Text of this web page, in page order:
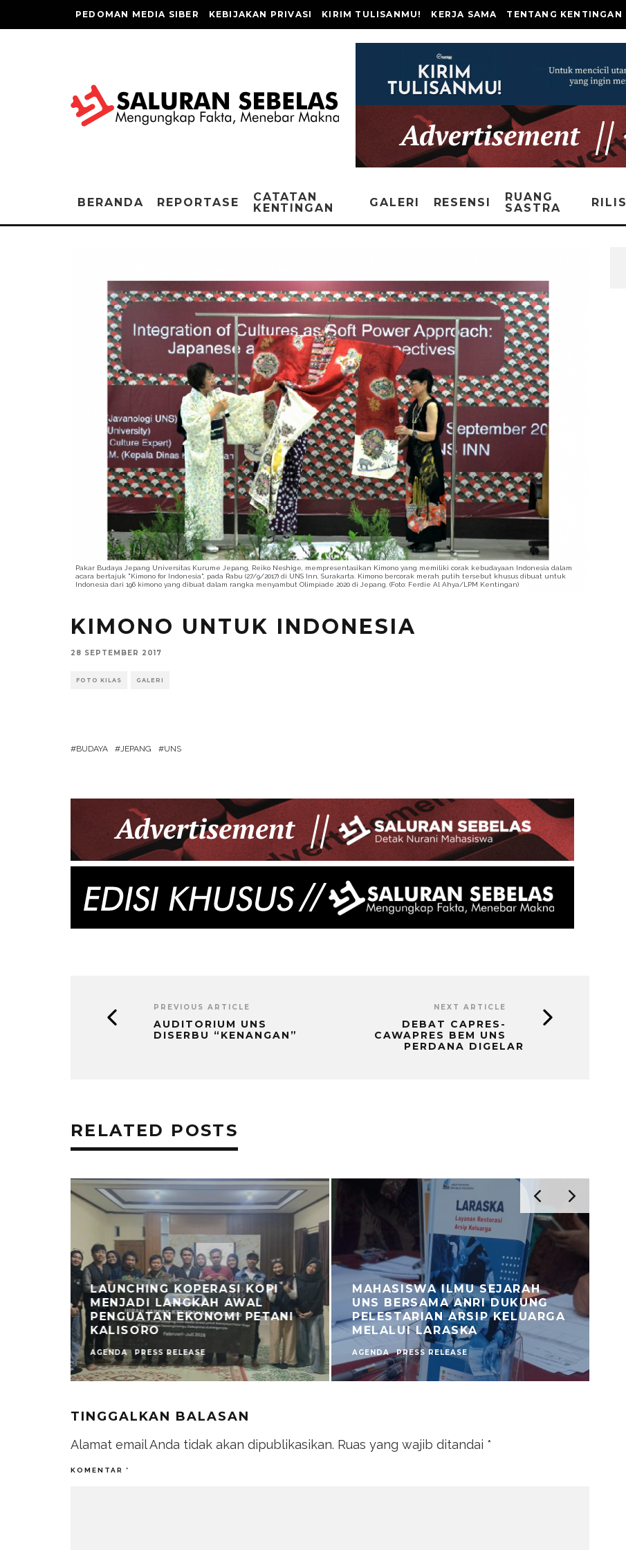
PEDOMAN MEDIA SIBER KEBIJAKAN PRIVASI KIRIM TULISANMU! KERJA SAMA TENTANG KENTINGAN
BERANDA REPORTASE
CATATAN
KENTINGAN
GALERI RESENSI
RUANG
SASTRA
RILIS
Pakar Budaya Jepang Universitas Kurume Jepang, Reiko Neshige, mempresentasikan Kimono yang memiliki corak kebudayaan Indonesia dalam
acara bertajuk "Kimono for Indonesia", pada Rabu (27/9/2017) di UNS Inn, Surakarta. Kimono bercorak merah putih tersebut khusus dibuat untuk
Indonesia dari 196 kimono yang dibuat dalam rangka menyambut Olimpiade 2020 di Jepang. (Foto: Ferdie Al Ahya/LPM Kentingan)
KIMONO UNTUK INDONESIA
28 SEPTEMBER 2017
FOTO KILAS GALERI
BUDAYA JEPANG UNS
PREVIOUS ARTICLE
AUDITORIUM UNS
DISERBU “KENANGAN”
NEXT ARTICLE
DEBAT CAPRES-
CAWAPRES BEM UNS
PERDANA DIGELAR
RELATED POSTS
LAUNCHING KOPERASI KOPI
MENJADI LANGKAH AWAL
PENGUATAN EKONOMI PETANI
KALISORO
AGENDA PRESS RELEASE
MAHASISWA ILMU SEJARAH
UNS BERSAMA ANRI DUKUNG
PELESTARIAN ARSIP KELUARGA
MELALUI LARASKA
AGENDA PRESS RELEASE
TINGGALKAN BALASAN
Alamat email Anda tidak akan dipublikasikan. Ruas yang wajib ditandai *
KOMENTAR *